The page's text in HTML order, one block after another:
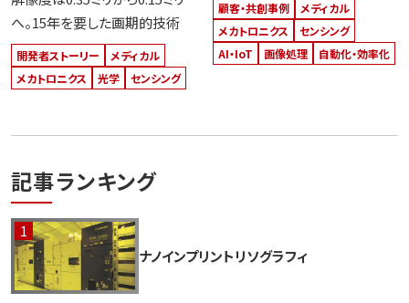
へ。15年を要した画期的技術
開発者ストーリー
メディカル
メカトロニクス
光学 センシング
顧客・共創事例
メディカル
メカトロニクス
センシング
AI・IoT
画像処理 自動化・効率化
記事ランキング
ナノインプリントリソグラフィ